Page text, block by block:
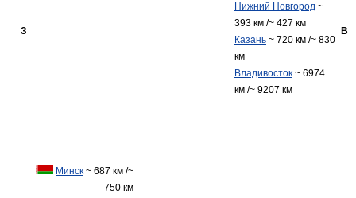
З
Минск ~ 687 км /~
750 км
Нижний Новгород ~
393 км /~ 427 км
Казань ~ 720 км /~ 830
км
Владивосток ~ 6974
км /~ 9207 км
В